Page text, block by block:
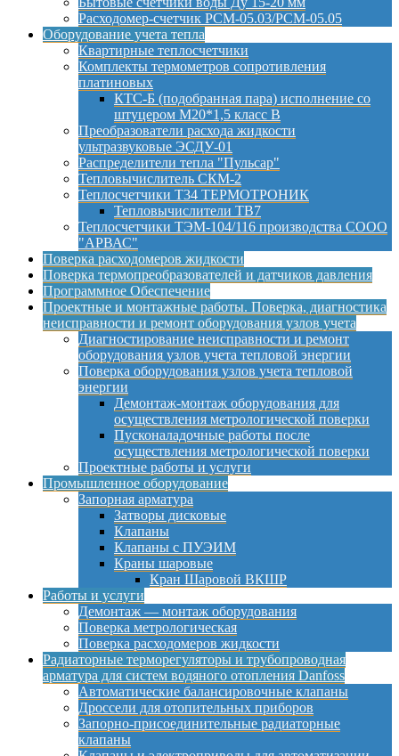
Расходомер-счетчик РСМ-05.03/РСМ-05.05
Оборудование учета тепла
Квартирные теплосчетчики
Комплекты термометров сопротивления
платиновых
КТС-Б (подобранная пара) исполнение со
штуцером М20*1,5 класс B
Преобразователи расхода жидкости
ультразвуковые ЭСДУ-01
Распределители тепла "Пульсар"
Тепловычислитель СКМ-2
Теплосчетчики Т34 ТЕРМОТРОНИК
Тепловычислители ТВ7
Теплосчетчики ТЭМ-104/116 производства СООО
"АРВАС"
Поверка расходомеров жидкости
Поверка термопреобразователей и датчиков давления
Программное Обеспечение
Проектные и монтажные работы. Поверка, диагностика
неисправности и ремонт оборудования узлов учета
Диагностирование неисправности и ремонт
оборудования узлов учета тепловой энергии
Поверка оборудования узлов учета тепловой
энергии
Демонтаж-монтаж оборудования для
осуществления метрологической поверки
Пусконаладочные работы после
осуществления метрологической поверки
Проектные работы и услуги
Промышленное оборудование
Запорная арматура
Затворы дисковые
Клапаны
Клапаны с ПУЭИМ
Краны шаровые
Кран Шаровой ВКШР
Работы и услуги
Демонтаж — монтаж оборудования
Поверка метрологическая
Поверка расходомеров жидкости
Радиаторные терморегуляторы и трубопроводная
арматура для систем водяного отопления Danfoss
Автоматические балансировочные клапаны
Дроссели для отопительных приборов
Запорно-присоединительные радиаторные
клапаны